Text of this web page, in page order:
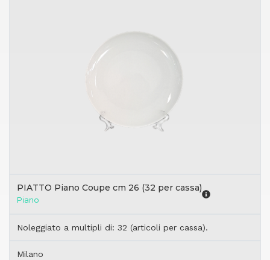
PIATTO Piano Coupe cm 26 (32 per cassa)
Piano
Noleggiato a multipli di: 32 (articoli per cassa).
Milano